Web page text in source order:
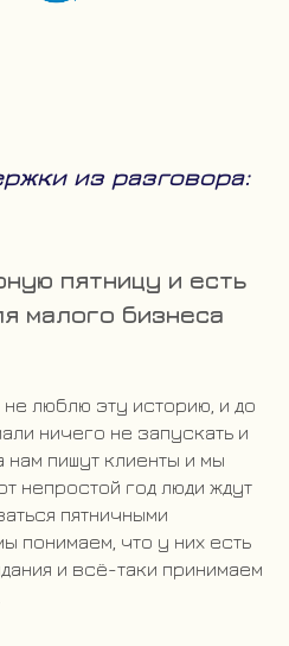
из разговора:
пятницу и есть
малого бизнеса
не люблю эту историю, и до
ничего не запускать и
нам пишут клиенты и мы
непростой год люди ждут
пятничными
понимаем, что у них есть
и всё-таки принимаем